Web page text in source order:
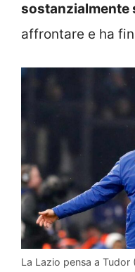
sostanzialmente
affrontare e ha
La Lazio pensa a Tudor